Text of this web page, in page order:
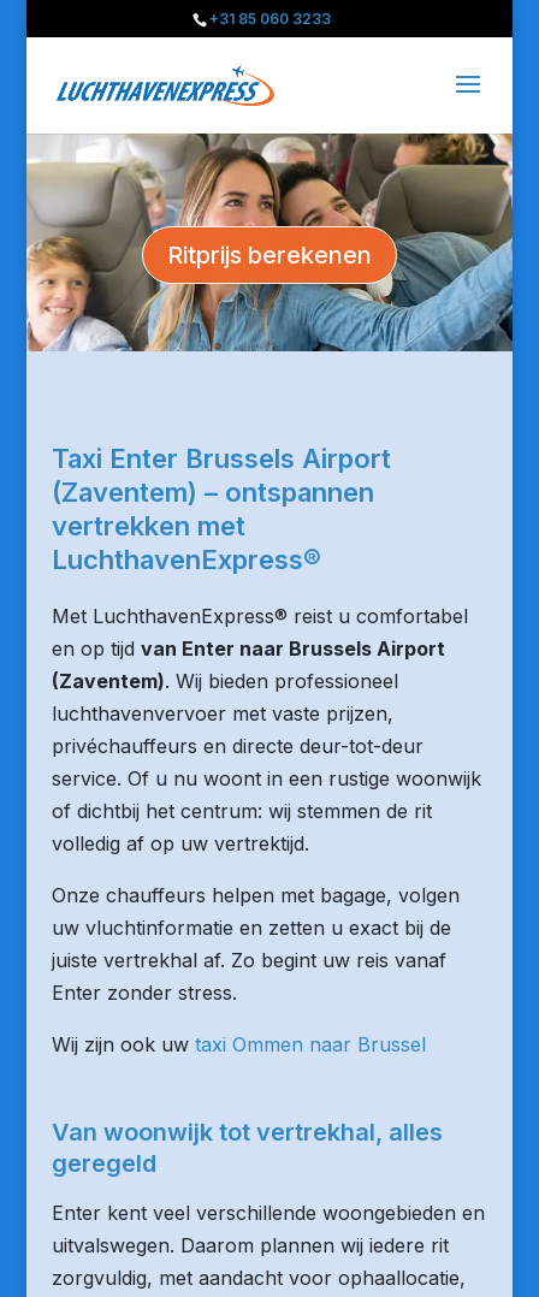
+31 85 060 3233
Ritprijs berekenen
Taxi Enter Brussels Airport
(Zaventem) – ontspannen
vertrekken met
LuchthavenExpress®
Met LuchthavenExpress® reist u comfortabel
en op tijd van Enter naar Brussels Airport
(Zaventem). Wij bieden professioneel
luchthavenvervoer met vaste prijzen,
privéchauffeurs en directe deur-tot-deur
service. Of u nu woont in een rustige woonwijk
of dichtbij het centrum: wij stemmen de rit
volledig af op uw vertrektijd.
Onze chauffeurs helpen met bagage, volgen
uw vluchtinformatie en zetten u exact bij de
juiste vertrekhal af. Zo begint uw reis vanaf
Enter zonder stress.
Wij zijn ook uw taxi Ommen naar Brussel
Van woonwijk tot vertrekhal, alles
geregeld
Enter kent veel verschillende woongebieden en
uitvalswegen. Daarom plannen wij iedere rit
zorgvuldig, met aandacht voor ophaallocatie,